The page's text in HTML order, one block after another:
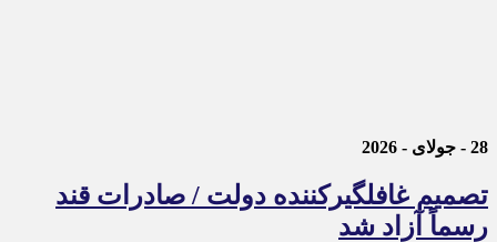
28 - جولای - 2026
تصمیم غافلگیرکننده دولت / صادرات قند
رسماً آزاد شد